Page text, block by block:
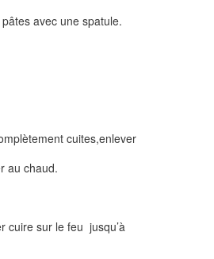
avec une spatule.
cuites,enlever
au chaud.
cuire sur le feu jusqu’à